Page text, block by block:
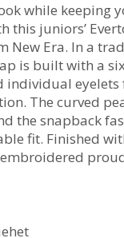
while keeping
this juniors’
New Era. In a
is built with a
individual eyelets
The curved
the snapback
fit. Finished
embroidered